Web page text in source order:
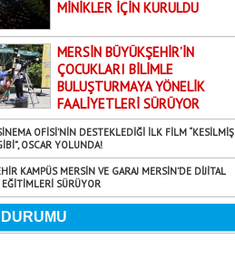
TARSUS’TA ZAZALAR BULUŞMASI
Harun Arslan
7.08.2026
MERSİN’DE “0SB ÖTESİ” BİR YER
Fatma Yardımcı
29.08.2025
Bir milletin kaderini çizen iki zafer!
Faruk Rifaioğlu
22.09.2025
BALTANIN… HANÇERİ KIRDIĞI O GÜN
MİNİKLER İÇİN KURULDU
MERSİN BÜYÜKŞEHİR’İN
ÇOCUKLARI BİLİMLE
BULUŞTURMAYA YÖNELİK
FAALİYETLERİ SÜRÜYOR
OFİSİ’NİN DESTEKLEDİĞİ İLK FİLM “KESİLMİŞ
OSCAR YOLUNDA!
KAMPÜS MERSİN VE GARAJ MERSİN’DE DİJİTAL
SÜRÜYOR